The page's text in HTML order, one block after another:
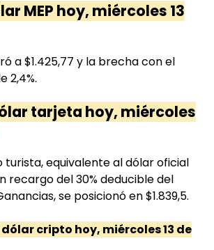
MEP hoy, miércoles 13
a $1.425,77 y la brecha con el
2,4%.
tarjeta hoy, miércoles
turista, equivalente al dólar oficial
recargo del 30% deducible del
se posicionó en $1.839,5.
cripto hoy, miércoles 13 de